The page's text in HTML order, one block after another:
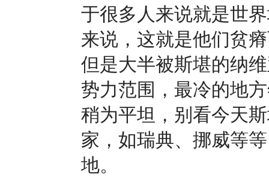
于很多人来说就是世
来说，这就是他们贫
但是大半被斯堪的纳
势力范围，最冷的地
稍为平坦，别看今天
家，如瑞典、挪威等
地。